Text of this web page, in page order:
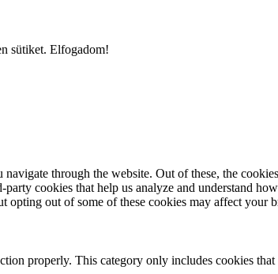
sütiket. Elfogadom!
through the website. Out of these, the
cookies that help us analyze and understand
opting out of some of these cookies may affect your
properly. This category only includes cookies